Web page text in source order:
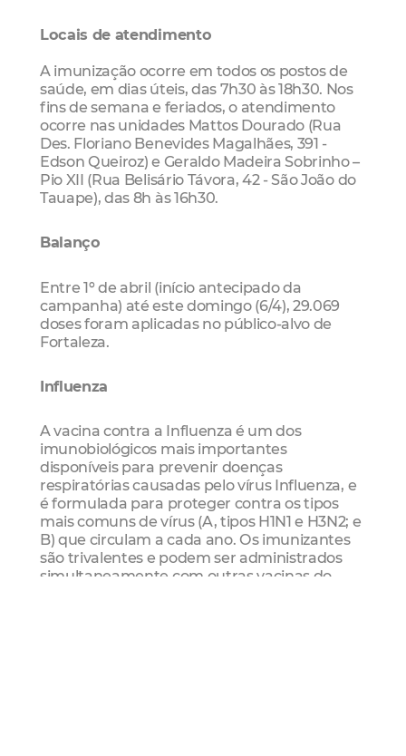
Locais de atendimento
A imunização ocorre em todos os postos de
saúde, em dias úteis, das 7h30 às 18h30. Nos
fins de semana e feriados, o atendimento
ocorre nas unidades Mattos Dourado (Rua
Des. Floriano Benevides Magalhães, 391 -
Edson Queiroz) e Geraldo Madeira Sobrinho –
Pio XII (Rua Belisário Távora, 42 - São João do
Tauape), das 8h às 16h30.
Balanço
Entre 1º de abril (início antecipado da
campanha) até este domingo (6/4), 29.069
doses foram aplicadas no público-alvo de
Fortaleza.
Influenza
A vacina contra a Influenza é um dos
imunobiológicos mais importantes
disponíveis para prevenir doenças
respiratórias causadas pelo vírus Influenza, e
é formulada para proteger contra os tipos
mais comuns de vírus (A, tipos H1N1 e H3N2; e
B) que circulam a cada ano. Os imunizantes
são trivalentes e podem ser administrados
simultaneamente com outras vacinas do